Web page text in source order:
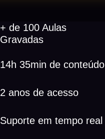
+ de 100 Aulas
Gravadas
14h 35min de conteúdo
2 anos de acesso
Suporte em tempo real